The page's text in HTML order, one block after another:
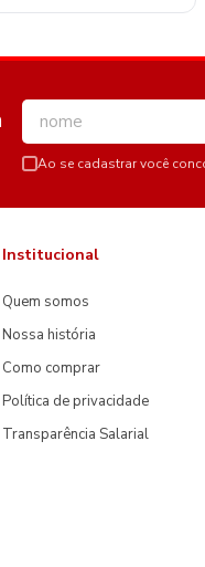
Ao se cadastrar você
Institucional
Quem somos
Nossa história
Como comprar
Política de privacidade
Transparência Salarial